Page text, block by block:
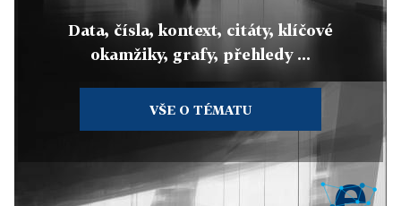
Data, čísla, kontext, citáty, klíčové
okamžiky, grafy, přehledy ...
VŠE O TÉMATU